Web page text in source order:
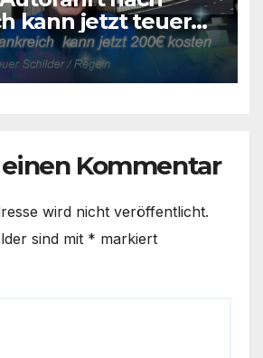
kann jetzt teuer
Kommentar
wird nicht veröffentlicht.
sind mit * markiert